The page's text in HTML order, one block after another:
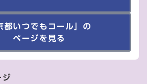
都いつでもコール」の
ページを見る
ジ